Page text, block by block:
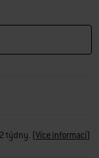
týdny. (Více informací)